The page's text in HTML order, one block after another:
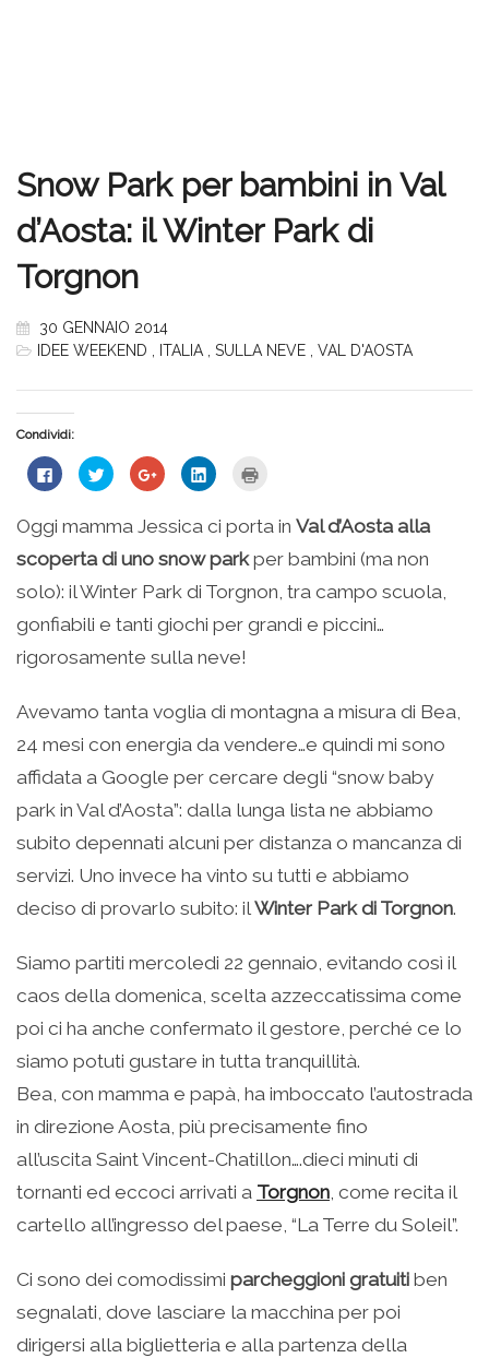
Snow Park per bambini in Val
d’Aosta: il Winter Park di
Torgnon
30 GENNAIO 2014
IDEE WEEKEND
ITALIA SULLA NEVE VAL D'AOSTA
Condividi:
Fai
clic
su
Facebook
apre
una
nuova
finestra)
Fai
clic
condividere
su
Twitter
(Si
in
una
nuova
finestra)
Fai
clic
condividere
su
(Si
in
una
nuova
finestra)
Fai
clic
condividere
su
LinkedIn
(Si
apre
in
una
finestra)
stampare
(Si
in
nuova
finestra)
Oggi mamma Jessica ci porta in Val d’Aosta alla
scoperta di uno snow parkper bambini (ma non
solo): il Winter Park di Torgnon, tra campo scuola,
gonfiabili e tanti giochi per grandi e piccini…
rigorosamente sulla neve!
Avevamo tanta voglia di montagna a misura di Bea,
24 mesi con energia da vendere…e quindi mi sono
affidata a Google per cercare degli “snow baby
park in Val d’Aosta”: dalla lunga lista ne abbiamo
subito depennati alcuni per distanza o mancanza di
servizi. Uno invece ha vinto su tutti e abbiamo
deciso di provarlo subito: il Winter Park di Torgnon.
Siamo partiti mercoledi 22 gennaio, evitando così il
caos della domenica, scelta azzeccatissima come
poi ci ha anche confermato il gestore, perché ce lo
siamo potuti gustare in tutta tranquillità.
Bea, con mamma e papà, ha imboccato l’autostrada
in direzione Aosta, più precisamente fino
all’uscita Saint Vincent-Chatillon….dieci minuti di
tornanti ed eccoci arrivati a Torgnon , come recita il
cartello all’ingresso del paese, “La Terre du Soleil”.
Ci sono dei comodissimi parcheggioni gratuiti ben
segnalati, dove lasciare la macchina per poi
dirigersi alla biglietteria e alla partenza della